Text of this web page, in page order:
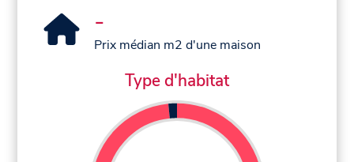
-
Prix médian m2 d'une maison
Type d'habitat